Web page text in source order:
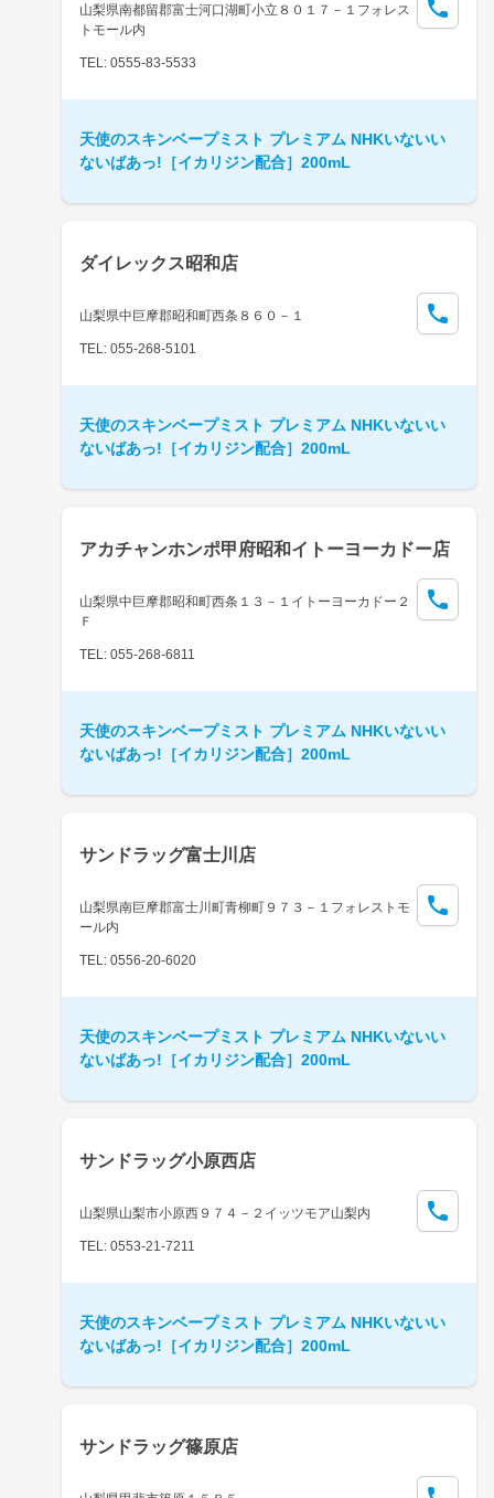
山梨県南都留郡富士河口湖町小立８０１７－１フォレス
トモール内
TEL: 0555-83-5533
天使のスキンベープミスト プレミアム NHKいないい
ないばあっ!［イカリジン配合］200mL
ダイレックス昭和店
山梨県中巨摩郡昭和町西条８６０－１
TEL: 055-268-5101
天使のスキンベープミスト プレミアム NHKいないい
ないばあっ!［イカリジン配合］200mL
アカチャンホンポ甲府昭和イトーヨーカドー店
山梨県中巨摩郡昭和町西条１３－１イトーヨーカドー２
Ｆ
TEL: 055-268-6811
天使のスキンベープミスト プレミアム NHKいないい
ないばあっ!［イカリジン配合］200mL
サンドラッグ富士川店
山梨県南巨摩郡富士川町青柳町９７３－１フォレストモ
ール内
TEL: 0556-20-6020
天使のスキンベープミスト プレミアム NHKいないい
ないばあっ!［イカリジン配合］200mL
サンドラッグ小原西店
山梨県山梨市小原西９７４－２イッツモア山梨内
TEL: 0553-21-7211
天使のスキンベープミスト プレミアム NHKいないい
ないばあっ!［イカリジン配合］200mL
サンドラッグ篠原店